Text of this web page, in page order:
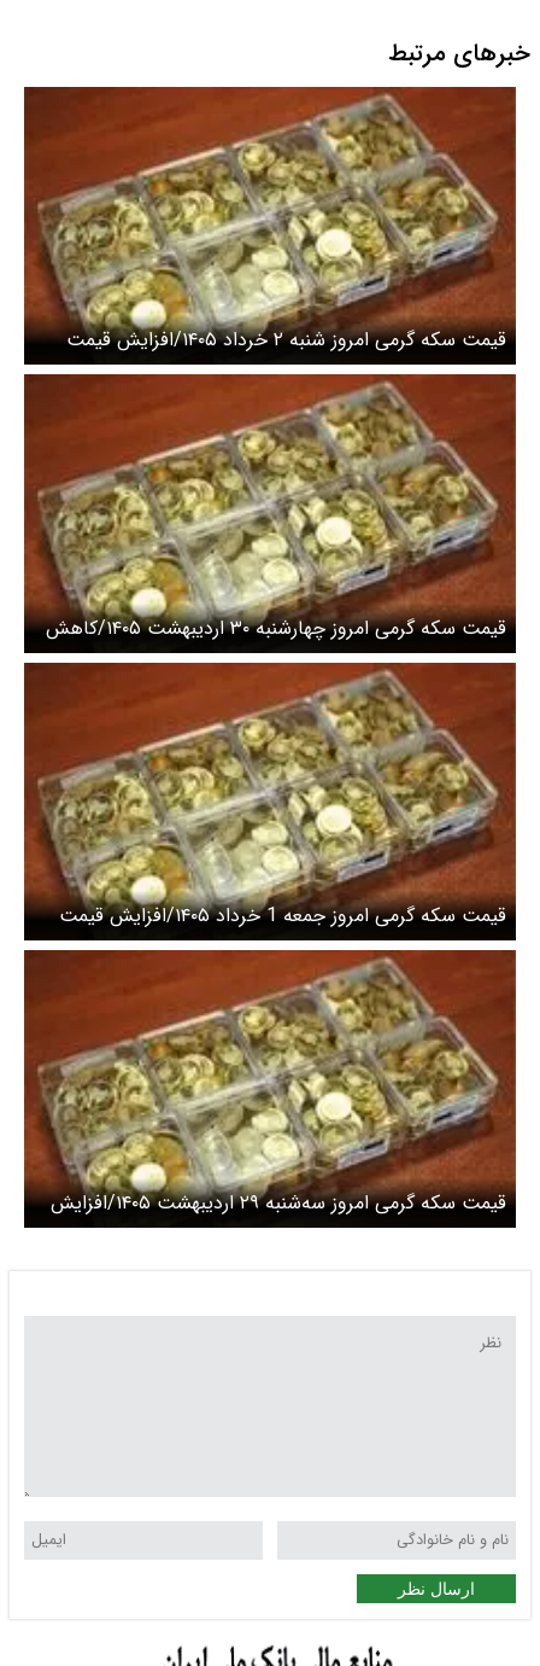
خبرهای مرتبط
قیمت سکه گرمی امروز شنبه ۲ خرداد ۱۴۰۵/افزایش قیمت
سکه
قیمت سکه گرمی امروز چهارشنبه ۳۰ اردیبهشت ۱۴۰۵/کاهش
قیمت
قیمت سکه گرمی امروز جمعه 1 خرداد ۱۴۰۵/افزایش قیمت
قیمت سکه گرمی امروز سه‌شنبه ۲۹ اردیبهشت ۱۴۰۵/افزایش
قیمت سکه
ارسال نظر